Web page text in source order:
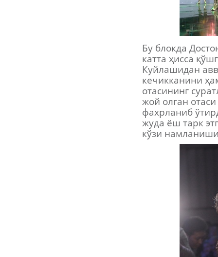
Бу блокда
катта ҳисса
Куйлашидан
кечикканини
отасининг
жой олган
фахрланиб
жуда ёш тарк
кўзи